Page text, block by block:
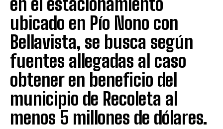
ubicado en Pío Nono con
Bellavista, se busca según
fuentes allegadas al caso
obtener en beneficio del
municipio de Recoleta al
menos 5 millones de dólares.